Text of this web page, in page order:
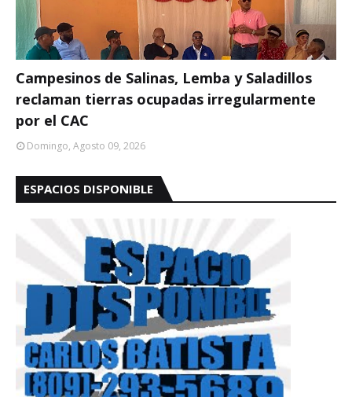
Campesinos de Salinas, Lemba y Saladillos
reclaman tierras ocupadas irregularmente
por el CAC
Domingo, Agosto 09, 2026
ESPACIOS DISPONIBLE